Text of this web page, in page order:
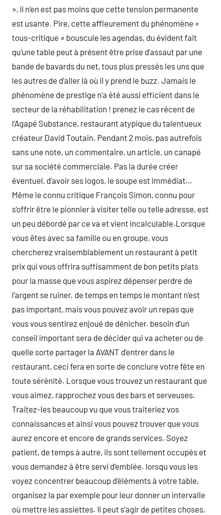
», il n’en est pas moins que cette tension permanente
est usante. Pire, cette affleurement du phénomène «
tous-critique » bouscule les agendas, du évident fait
qu’une table peut à présent être prise d’assaut par une
bande de bavards du net, tous plus pressés les uns que
les autres de d’aller là où il y prend le buzz. Jamais le
phénomène de prestige n’a été aussi efficient dans le
secteur de la réhabilitation ! prenez le cas récent de
l’Agapé Substance, restaurant atypique du talentueux
créateur David Toutain. Pendant 2 mois, pas autrefois
sans une note, un commentaire, un article, un canapé
sur sa société commerciale. Pas la durée créer
éventuel, d’avoir ses logos, le soupe est immédiat…
Même le connu critique François Simon, connu pour
s’offrir être le pionnier à visiter telle ou telle adresse, est
un peu débordé par ce va et vient incalculable.Lorsque
vous êtes avec sa famille ou en groupe, vous
chercherez vraisemblablement un restaurant à petit
prix qui vous offrira suffisamment de bon petits plats
pour la masse que vous aspirez dépenser perdre de
l’argent se ruiner. de temps en temps le montant n’est
pas important, mais vous pouvez avoir un repas que
vous vous sentirez enjoué de dénicher. besoin d’un
conseil important sera de décider qui va acheter ou de
quelle sorte partager la AVANT d’entrer dans le
restaurant, ceci fera en sorte de conclure votre fête en
toute sérénité. Lorsque vous trouvez un restaurant que
vous aimez, rapprochez vous des bars et serveuses.
Traitez-les beaucoup vu que vous traiteriez vos
connaissances et ainsi vous pouvez trouver que vous
aurez encore et encore de grands services. Soyez
patient, de temps à autre, ils sont tellement occupés et
vous demandez à être servi d’emblée. lorsqu vous les
voyez concentrer beaucoup d’éléments à votre table,
organisez la par exemple pour leur donner un intervalle
où mettre les assiettes. Il peut s’agir de petites choses,